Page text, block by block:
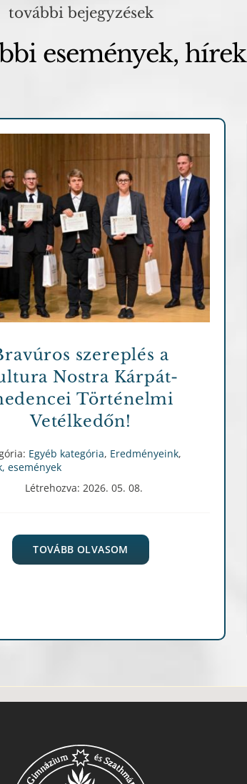
további bejegyzések
események, hírek
kategória Eredményeink Hírek,
események
szereplés a
Nostra Kárpát-
Történelmi
Vetélkedőn!
Egyéb kategória, Eredményeink,
események
Létrehozva: 2026. 05. 08.
TOVÁBB OLVASOM